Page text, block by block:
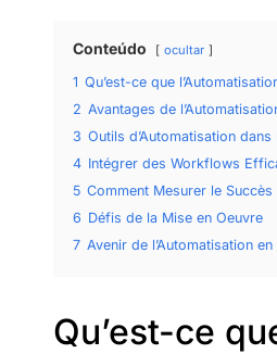
Conteúdo ocultar
1 Qu’est-ce que
2 Avantages de
3 Outils d’Automatisation dans
4 Intégrer des Workflows
5 Comment Mesurer le Succès
6 Défis de la Mise en Oeuvre
7 Avenir de l’Automatisation
Qu’est-ce